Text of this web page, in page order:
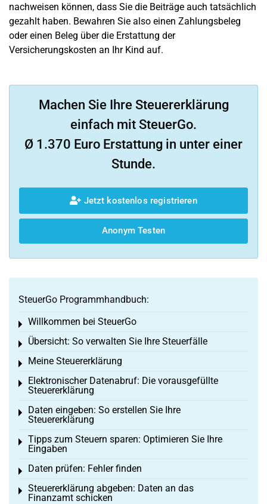
nachweisen können, dass Sie die Beiträge auch tatsächlich
gezahlt haben. Bewahren Sie also einen Zahlungsbeleg
oder einen Beleg über die Erstattung der
Versicherungskosten an Ihr Kind auf.
Machen Sie Ihre Steuererklärung
einfach mit SteuerGo.
Ø 1.370 Euro Erstattung in unter einer
Stunde.
Jetzt kostenlos registrieren
Anonym Testen
SteuerGo Programmhandbuch:
Willkommen bei SteuerGo
Toggle menu
Übersicht: So verwalten Sie Ihre Steuerfälle
Toggle menu
Meine Steuererklärung
Toggle menu
Elektronischer Datenabruf: Die vorausgefüllte
Steuererklärung
Toggle menu
Daten eingeben: So erstellen Sie Ihre
Steuererklärung
Toggle menu
Tipps zum Steuern sparen: Optimieren Sie Ihre
Eingaben
Toggle menu
Daten prüfen: Fehler finden
Toggle menu
Steuererklärung abgeben: Daten an das
Finanzamt schicken
Toggle menu